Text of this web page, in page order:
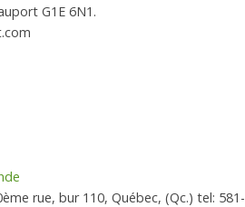
G1E 6N1.
rue, bur 110, Québec, (Qc.) tel: 581-